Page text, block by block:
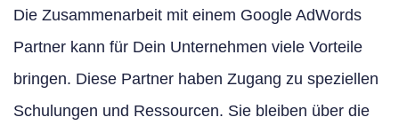
Die Zusammenarbeit mit einem Google AdWords
Partner kann für Dein Unternehmen viele Vorteile
bringen. Diese Partner haben Zugang zu speziellen
Schulungen und Ressourcen. Sie bleiben über die